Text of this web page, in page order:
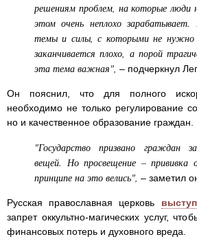
решениям проблем, на которые
этом очень неплохо
темы и силы, с которыми не нужно
заканчивается плохо, а порой
эта тема важная", – подчеркнул
Он пояснил, что для полного
необходимо не только регулирование
но и качественное образование граждан.
"Государство призвано граждан
вещей. Но просвещение –
принципе на это велись", – заметил
Русская православная церковь
запрет оккультно-магических услуг,
финансовых потерь и духовного вреда.